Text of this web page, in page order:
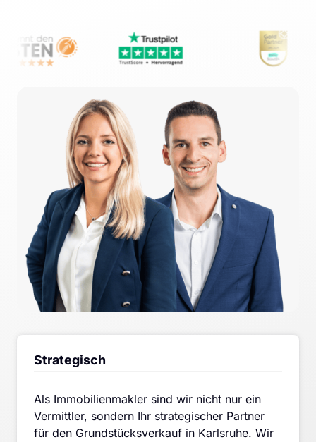
Strategisch
Als Immobilienmakler sind wir nicht nur ein
Vermittler, sondern Ihr strategischer Partner
für den Grundstücksverkauf in Karlsruhe. Wir